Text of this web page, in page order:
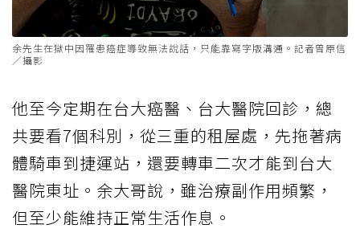
余先生在獄中因罹患癌症導致無法說話，只能靠寫字版溝通。記者曾原信
／攝影
他至今定期在台大癌醫、台大醫院回診，總
共要看7個科別，從三重的租屋處，先拖著病
體騎車到捷運站，還要轉車二次才能到台大
醫院東址。余大哥說，雖治療副作用頻繁，
但至少能維持正常生活作息。